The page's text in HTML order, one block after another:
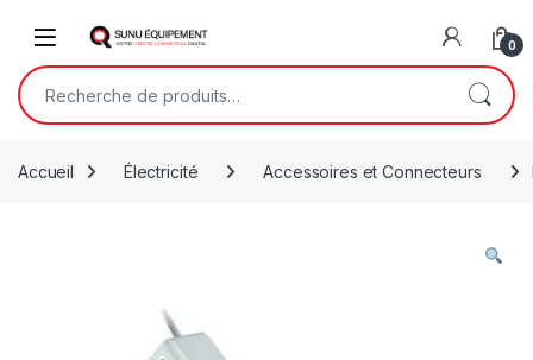
Open 0
Recherche pour :
Accueil Électricité Accessoires et Connecteurs